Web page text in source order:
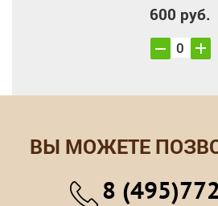
600 руб.
ВЫ МОЖЕТЕ
8